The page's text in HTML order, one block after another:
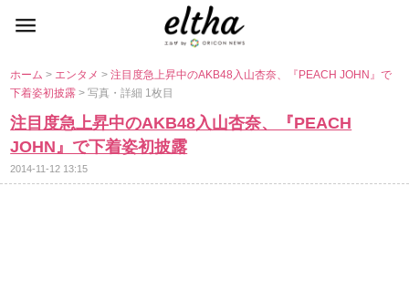
ホーム> エンタメ>注目度急上昇中のAKB48入山杏奈、『PEACH JOHN』で
下着姿初披露> 写真・詳細 1枚目
注目度急上昇中のAKB48入山杏奈、『PEACH
JOHN』で下着姿初披露
2014-11-12 13:15